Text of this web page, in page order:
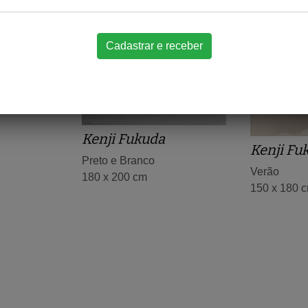
Kenji Fukuda
Preto e Branco
180 x 200 cm
Kenji
Verão
150 x 180